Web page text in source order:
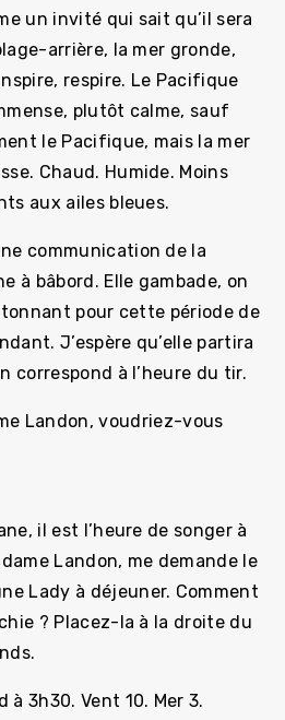
un invité qui sait qu’il sera
arrière, la mer gronde,
respire. Le Pacifique
plutôt calme, sauf
le Pacifique, mais la mer
Chaud. Humide. Moins
aux ailes bleues.
communication de la
à bâbord. Elle gambade, on
pour cette période de
J’espère qu’elle partira
correspond à l’heure du tir.
Landon, voudriez-vous
il est l’heure de songer à
Landon, me demande le
Lady à déjeuner. Comment
? Placez-la à la droite du
à 3h30. Vent 10. Mer 3.